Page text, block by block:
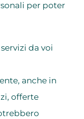
per poter
da voi
anche in
offerte